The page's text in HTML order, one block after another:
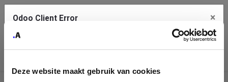
Deze website maakt gebruik van cookies
Odoo Client Error ×